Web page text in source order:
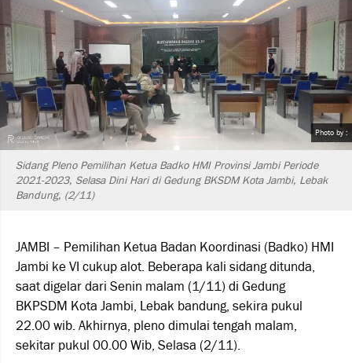
Photo by :
Sidang Pleno Pemilihan Ketua Badko HMI Provinsi Jambi Periode
2021-2023, Selasa Dini Hari di Gedung BKSDM Kota Jambi, Lebak
Bandung, (2/11)
JAMBI – Pemilihan Ketua Badan Koordinasi (Badko) HMI
Jambi ke VI cukup alot. Beberapa kali sidang ditunda,
saat digelar dari Senin malam (1/11) di Gedung
BKPSDM Kota Jambi, Lebak bandung, sekira pukul
22.00 wib. Akhirnya, pleno dimulai tengah malam,
sekitar pukul 00.00 Wib, Selasa (2/11).